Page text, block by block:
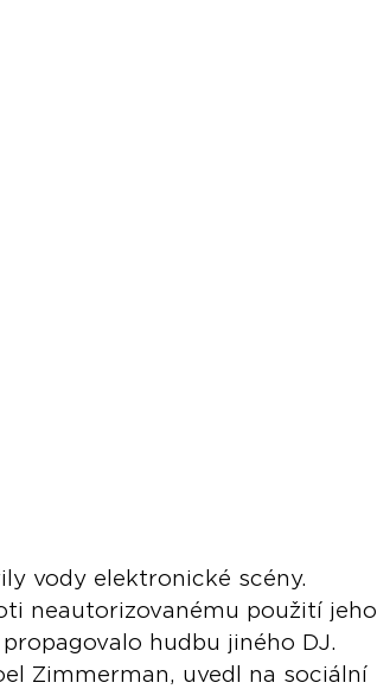
vody elektronické scény.
neautorizovanému použití jeho
hudbu jiného DJ.
Zimmerman, uvedl na sociální